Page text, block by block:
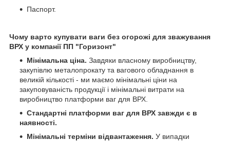
Паспорт.
Чому варто купувати ваги без огорожі для зважування
ВРХ у компанії ПП "Горизонт"
Мінімальна ціна. Завдяки власному виробництву,
закупівлю металопрокату та вагового обладнання в
великій кількості - ми маємо мінімальні ціни на
закуповуваність продукції і мінімальні витрати на
виробництво платформи ваг для ВРХ.
Стандартні платформи ваг для ВРХ завжди є в
наявності.
Мінімальні терміни відвантаження. У випадки